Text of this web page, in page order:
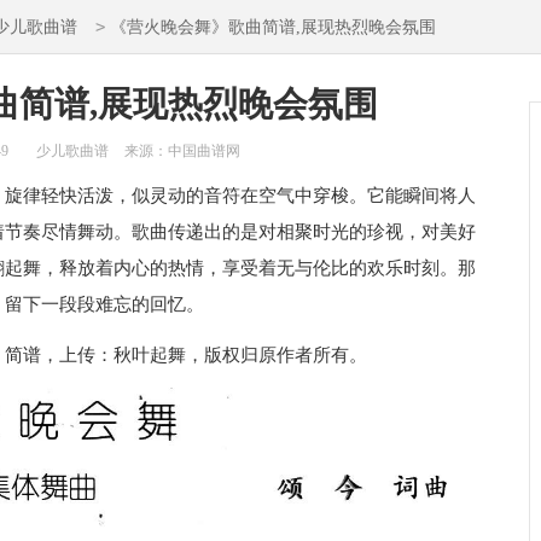
儿歌曲谱 > 《营火晚会舞》歌曲简谱,展现热烈晚会氛围
简谱,展现热烈晚会氛围
少儿歌曲谱 来源：中国曲谱网
律轻快活泼，似灵动的音符在空气中穿梭。它能瞬间将人
奏尽情舞动。歌曲传递出的是对相聚时光的珍视，对美好
舞，释放着内心的热情，享受着无与伦比的欢乐时刻。那
下一段段难忘的回忆。
谱，上传：秋叶起舞，版权归原作者所有。